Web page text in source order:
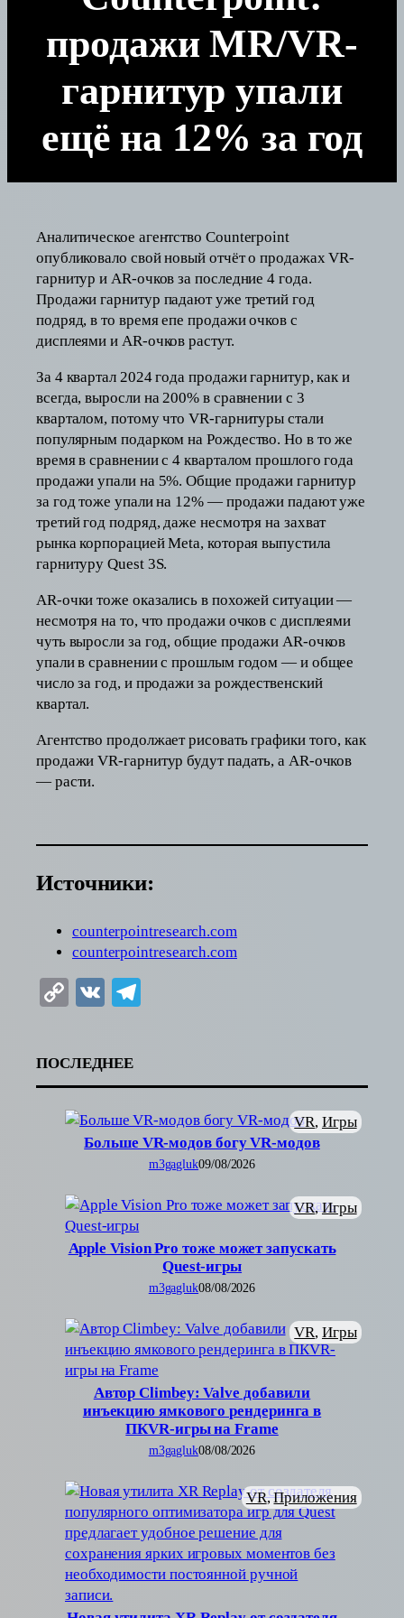
продажи MR/VR-
гарнитур упали
ещё на 12% за год
Аналитическое агентство Counterpoint
опубликовало свой новый отчёт о продажах VR-
гарнитур и AR-очков за последние 4 года.
Продажи гарнитур падают уже третий год
подряд, в то время епе продажи очков с
дисплеями и AR-очков растут.
За 4 квартал 2024 года продажи гарнитур, как и
всегда, выросли на 200% в сравнении с 3
кварталом, потому что VR-гарнитуры стали
популярным подарком на Рождество. Но в то же
время в сравнении с 4 кварталом прошлого года
продажи упали на 5%. Общие продажи гарнитур
за год тоже упали на 12% — продажи падают уже
третий год подряд, даже несмотря на захват
рынка корпорацией Meta, которая выпустила
гарнитуру Quest 3S.
AR-очки тоже оказались в похожей ситуации —
несмотря на то, что продажи очков с дисплеями
чуть выросли за год, общие продажи AR-очков
упали в сравнении с прошлым годом — и общее
число за год, и продажи за рождественский
квартал.
Агентство продолжает рисовать графики того, как
продажи VR-гарнитур будут падать, а AR-очков
— расти.
Источники:
counterpointresearch.com
counterpointresearch.com
Copy
VK
ПОСЛЕДНЕЕ
Больше VR-модов богу VR-модов
VR, Игры
m3gagluk09/08/2026
Apple Vision Pro тоже может запускать
Quest-игры
VR, Игры
m3gagluk08/08/2026
Автор Climbey: Valve добавили
инъекцию ямкового рендеринга в
ПКVR-игры на Frame
VR, Игры
m3gagluk08/08/2026
VR, Приложения